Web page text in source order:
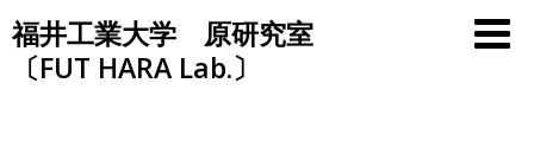
Skip
to
content
福井工業大学 原研究室
〔FUT HARA Lab.〕